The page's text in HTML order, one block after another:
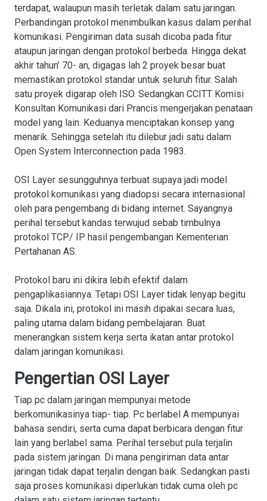
terdapat, walaupun masih terletak dalam satu jaringan.
Perbandingan protokol menimbulkan kasus dalam perihal
komunikasi. Pengiriman data susah dicoba pada fitur
ataupun jaringan dengan protokol berbeda. Hingga dekat
akhir tahun’ 70- an, digagas lah 2 proyek besar buat
memastikan protokol standar untuk seluruh fitur. Salah
satu proyek digarap oleh ISO. Sedangkan CCITT Komisi
Konsultan Komunikasi dari Prancis mengerjakan penataan
model yang lain. Keduanya menciptakan konsep yang
menarik. Sehingga setelah itu dilebur jadi satu dalam
Open System Interconnection pada 1983.
OSI Layer sesungguhnya terbuat supaya jadi model
protokol komunikasi yang diadopsi secara internasional
oleh para pengembang di bidang internet. Sayangnya
perihal tersebut kandas terwujud sebab timbulnya
protokol TCP/ IP hasil pengembangan Kementerian
Pertahanan AS.
Protokol baru ini dikira lebih efektif dalam
pengaplikasiannya. Tetapi OSI Layer tidak lenyap begitu
saja. Dikala ini, protokol ini masih dipakai secara luas,
paling utama dalam bidang pembelajaran. Buat
menerangkan sistem kerja serta ikatan antar protokol
dalam jaringan komunikasi.
Pengertian OSI Layer
Tiap pc dalam jaringan mempunyai metode
berkomunikasinya tiap- tiap. Pc berlabel A mempunyai
bahasa sendiri, serta cuma dapat berbicara dengan fitur
lain yang berlabel sama. Perihal tersebut pula terjalin
pada sistem jaringan. Di mana pengiriman data antar
jaringan tidak dapat terjalin dengan baik. Sedangkan pasti
saja proses komunikasi diperlukan tidak cuma oleh pc